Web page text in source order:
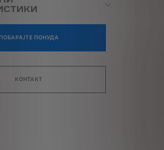
ПОБАРАЈТЕ ПОНУДА
КОНТАКТ